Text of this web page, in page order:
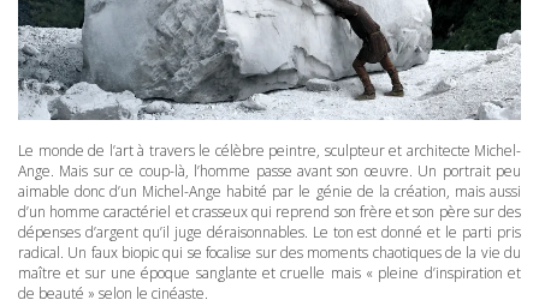
Le monde de l’art à travers le célèbre peintre, sculpteur et architecte Michel-
Ange. Mais sur ce coup-là, l’homme passe avant son œuvre. Un portrait peu
aimable donc d’un Michel-Ange habité par le génie de la création, mais aussi
d’un homme caractériel et crasseux qui reprend son frère et son père sur des
dépenses d’argent qu’il juge déraisonnables. Le ton est donné et le parti pris
radical. Un faux biopic qui se focalise sur des moments chaotiques de la vie du
maître et sur une époque sanglante et cruelle mais « pleine d’inspiration et
de beauté » selon le cinéaste.